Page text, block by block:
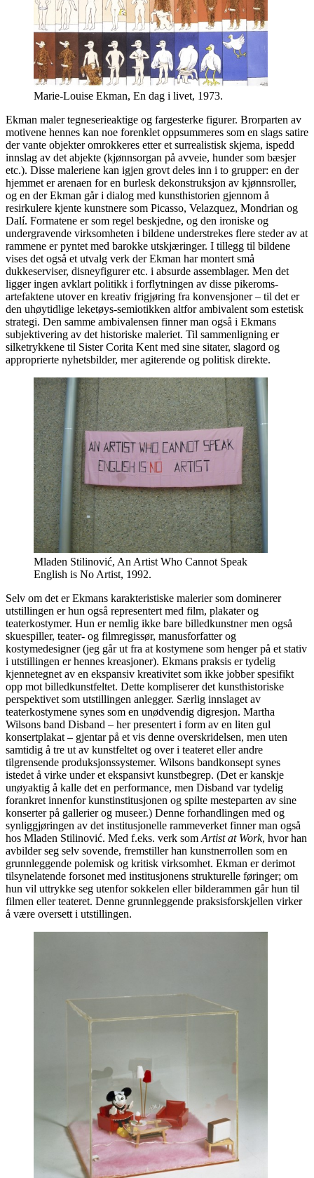
Marie-Louise Ekman, En dag i livet, 1973.
Ekman maler tegneserieaktige og fargesterke figurer. Brorparten av
motivene hennes kan noe forenklet oppsummeres som en slags satire
der vante objekter omrokkeres etter et surrealistisk skjema, ispedd
innslag av det abjekte (kjønnsorgan på avveie, hunder som bæsjer
etc.). Disse maleriene kan igjen grovt deles inn i to grupper: en der
hjemmet er arenaen for en burlesk dekonstruksjon av kjønnsroller,
og en der Ekman går i dialog med kunsthistorien gjennom å
resirkulere kjente kunstnere som Picasso, Velazquez, Mondrian og
Dalí. Formatene er som regel beskjedne, og den ironiske og
undergravende virksomheten i bildene understrekes flere steder av at
rammene er pyntet med barokke utskjæringer. I tillegg til bildene
vises det også et utvalg verk der Ekman har montert små
dukkeserviser, disneyfigurer etc. i absurde assemblager. Men det
ligger ingen avklart politikk i forflytningen av disse pikeroms-
artefaktene utover en kreativ frigjøring fra konvensjoner – til det er
den uhøytidlige leketøys-semiotikken altfor ambivalent som estetisk
strategi. Den samme ambivalensen finner man også i Ekmans
subjektivering av det historiske maleriet. Til sammenligning er
silketrykkene til Sister Corita Kent med sine sitater, slagord og
approprierte nyhetsbilder, mer agiterende og politisk direkte.
Mladen Stilinović, An Artist Who Cannot Speak
English is No Artist, 1992.
Selv om det er Ekmans karakteristiske malerier som dominerer
utstillingen er hun også representert med film, plakater og
teaterkostymer. Hun er nemlig ikke bare billedkunstner men også
skuespiller, teater- og filmregissør, manusforfatter og
kostymedesigner (jeg går ut fra at kostymene som henger på et stativ
i utstillingen er hennes kreasjoner). Ekmans praksis er tydelig
kjennetegnet av en ekspansiv kreativitet som ikke jobber spesifikt
opp mot billedkunstfeltet. Dette kompliserer det kunsthistoriske
perspektivet som utstillingen anlegger. Særlig innslaget av
teaterkostymene synes som en unødvendig digresjon. Martha
Wilsons band Disband – her presentert i form av en liten gul
konsertplakat – gjentar på et vis denne overskridelsen, men uten
samtidig å tre ut av kunstfeltet og over i teateret eller andre
tilgrensende produksjonssystemer. Wilsons bandkonsept synes
istedet å virke under et ekspansivt kunstbegrep. (Det er kanskje
unøyaktig å kalle det en performance, men Disband var tydelig
forankret innenfor kunstinstitusjonen og spilte mesteparten av sine
konserter på gallerier og museer.) Denne forhandlingen med og
synliggjøringen av det institusjonelle rammeverket finner man også
hos Mladen Stilinović. Med f.eks. verk som Artist at Work, hvor han
avbilder seg selv sovende, fremstiller han kunstnerrollen som en
grunnleggende polemisk og kritisk virksomhet. Ekman er derimot
tilsynelatende forsonet med institusjonens strukturelle føringer; om
hun vil uttrykke seg utenfor sokkelen eller bilderammen går hun til
filmen eller teateret. Denne grunnleggende praksisforskjellen virker
å være oversett i utstillingen.